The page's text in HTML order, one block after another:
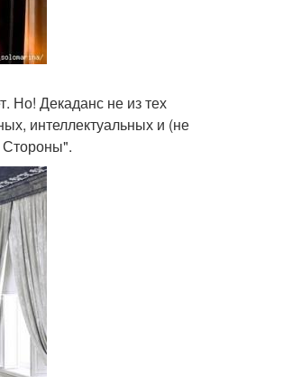
Но! Декаданс не из тех
интеллектуальных и (не
Стороны".